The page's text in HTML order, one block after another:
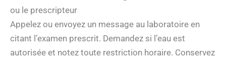
ou le prescripteur
Appelez ou envoyez un message au laboratoire en
citant l’examen prescrit. Demandez si l’eau est
autorisée et notez toute restriction horaire. Conservez